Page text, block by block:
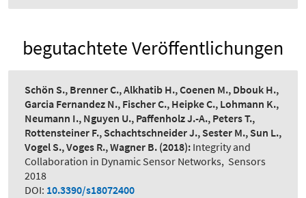
begutachtete Veröffentlichungen
Schön S., Brenner C., Alkhatib H., Coenen M., Dbouk H.,
Garcia Fernandez N., Fischer C., Heipke C., Lohmann K.,
Neumann I., Nguyen U., Paffenholz J.-A., Peters T.,
Rottensteiner F., Schachtschneider J., Sester M., Sun L.,
Vogel S., Voges R., Wagner B. (2018): Integrity and
Collaboration in Dynamic Sensor Networks, Sensors
2018
DOI: 10.3390/s18072400